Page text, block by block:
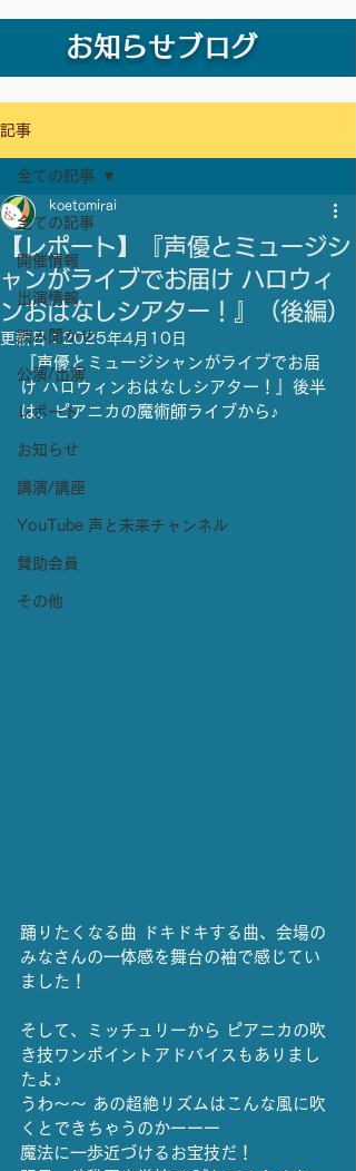
お知らせブログ
記事
全ての記事
開催情報
出演情報
読み聞かせ
公演/出演
レポート
お知らせ
講演/講座
YouTube 声と未来チャンネル
賛助会員
その他
全ての記事
【レポート】『声優とミュージシ
ャンがライブでお届け ハロウィ
ンおはなしシアター！』（後編）
koetomirai
更新日：2025年4月10日
『声優とミュージシャンがライブでお届
け ハロウィンおはなしシアター！』後半
は、ピアニカの魔術師ライブから♪
踊りたくなる曲 ドキドキする曲、会場の
みなさんの一体感を舞台の袖で感じてい
ました！
そして、ミッチュリーから ピアニカの吹
き技ワンポイントアドバイスもありまし
たよ♪
うわ〜〜 あの超絶リズムはこんな風に吹
くとできちゃうのかーーー
魔法に一歩近づけるお宝技だ！